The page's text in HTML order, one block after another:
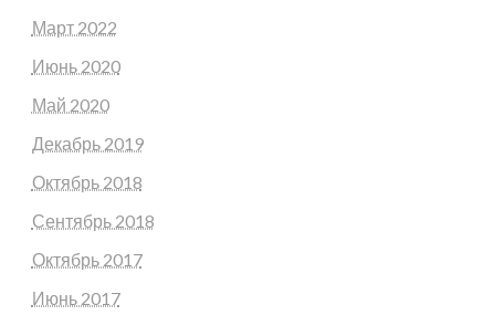
Март 2022
Июнь 2020
Май 2020
Декабрь 2019
Октябрь 2018
Сентябрь 2018
Октябрь 2017
Июнь 2017